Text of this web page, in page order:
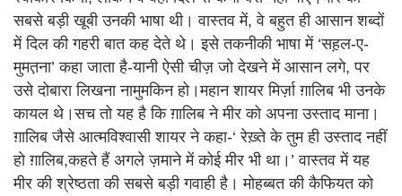
सबसे बड़ी खूबी उनकी भाषा थी। वास्तव में, वे बहुत ही आसान शब्दों
में दिल की गहरी बात कह देते थे। इसे तकनीकी भाषा में ‘सह़ल-ए-
मुमत़ना’ कहा जाता है-यानी ऐसी चीज़ जो देखने में आसान लगे, पर
उसे दोबारा लिखना नामुमकिन हो।महान शायर मिर्ज़ा ग़ालिब भी उनके
कायल थे।सच तो यह है कि ग़ालिब ने मीर को अपना उस्ताद माना।
ग़ालिब जैसे आत्मविश्वासी शायर ने कहा-‘ रेख़्ते के तुम ही उस्ताद नहीं
हो ग़ालिब,कहते हैं अगले ज़माने में कोई मीर भी था।’ वास्तव में यह
मीर की श्रेष्ठता की सबसे बड़ी गवाही है। मोहब्बत की कैफियत को